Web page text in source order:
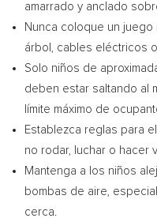
amarrado y anclado
Nunca coloque un
árbol, cables eléctricos
Solo niños de
deben estar saltando al
límite máximo de
Establezca reglas para
no rodar, luchar o hacer
Mantenga a los niños
bombas de aire,
cerca.